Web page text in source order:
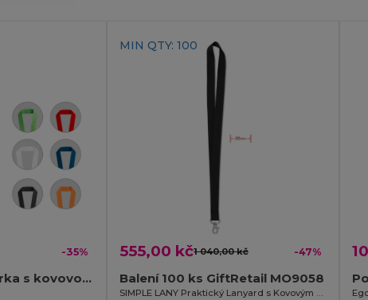
-35%
Polyesterová šňůrka s kovovou karabinou
MIN QTY: 100
555,00 kč1 040,00 kč -47%
Balení 100 ks GiftRetail MO9058
SIMPLE LANY Praktický Lanyard s Kovovým Háčkem 20 mm